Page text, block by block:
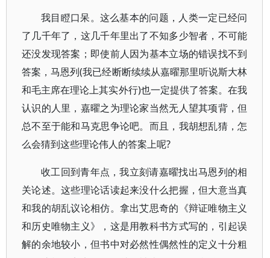
我目瞪口呆。这么基本的问题，人类一定已经问
了几千年了，这几千年里出了不知多少智者，不可能
还没发现答案；即使前人因为基本立场的错误找不到
答案，马恩列(我已经断断续续从嘉曜那里听说斯大林
和毛主席在理论上其实外行)也一定提供了答案。在我
认识的人里，嘉曜之为理论家当然无人望其项背，但
总不至于能和马克思争论吧。而且，我胡想乱猜，怎
么会猜到这些理论伟人的答案上呢?
收工回到青年点，我立刻请嘉曜找出马恩列的相
关论述。这些理论话读起来没什么把握，但大意当真
和我的胡乱议论相仿。拿出艾思奇的《辩证唯物主义
和历史唯物主义》，这是用教科书方式写的，引起误
解的余地较小，但书中对必然性偶然性的定义十分粗